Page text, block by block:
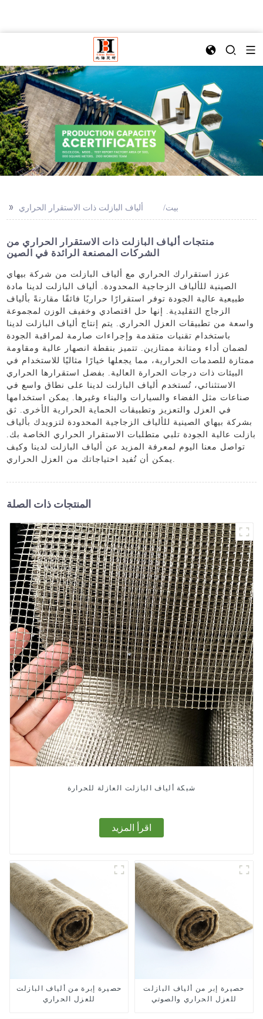
>> بيت ألياف البازلت ذات الاستقرار الحراري
منتجات ألياف البازلت ذات الاستقرار الحراري من
الشركات المصنعة الرائدة في الصين
عزز استقرارك الحراري مع ألياف البازلت من شركة بيهاي
الصينية للألياف الزجاجية المحدودة. ألياف البازلت لدينا مادة
طبيعية عالية الجودة توفر استقرارًا حراريًا فائقًا مقارنةً بألياف
الزجاج التقليدية. إنها حل اقتصادي وخفيف الوزن لمجموعة
واسعة من تطبيقات العزل الحراري. يتم إنتاج ألياف البازلت لدينا
باستخدام تقنيات متقدمة وإجراءات صارمة لمراقبة الجودة
لضمان أداء ومتانة ممتازين. تتميز بنقطة انصهار عالية ومقاومة
ممتازة للصدمات الحرارية، مما يجعلها خيارًا مثاليًا للاستخدام في
البيئات ذات درجات الحرارة العالية. بفضل استقرارها الحراري
الاستثنائي، تُستخدم ألياف البازلت لدينا على نطاق واسع في
صناعات مثل الفضاء والسيارات والبناء وغيرها. يمكن استخدامها
في العزل والتعزيز وتطبيقات الحماية الحرارية الأخرى. ثق
بشركة بيهاي الصينية للألياف الزجاجية المحدودة لتزويدك بألياف
بازلت عالية الجودة تلبي متطلبات الاستقرار الحراري الخاصة بك.
تواصل معنا اليوم لمعرفة المزيد عن ألياف البازلت لدينا وكيف
يمكن أن تُفيد احتياجاتك من العزل الحراري.
المنتجات ذات الصلة
شبكة ألياف البازلت العازلة للحرارة
اقرأ المزيد
حصيرة إبرة من ألياف البازلت
للعزل الحراري
حصيرة إبر من ألياف البازلت
للعزل الحراري والصوتي